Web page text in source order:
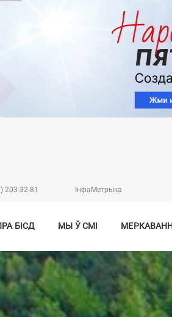
203-32-81 IнфаMетрыка
БІСД МЫ Ў СМІ